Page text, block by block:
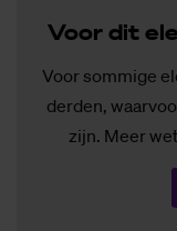
Voor dit
Voor sommige
derden,
zijn. Meer